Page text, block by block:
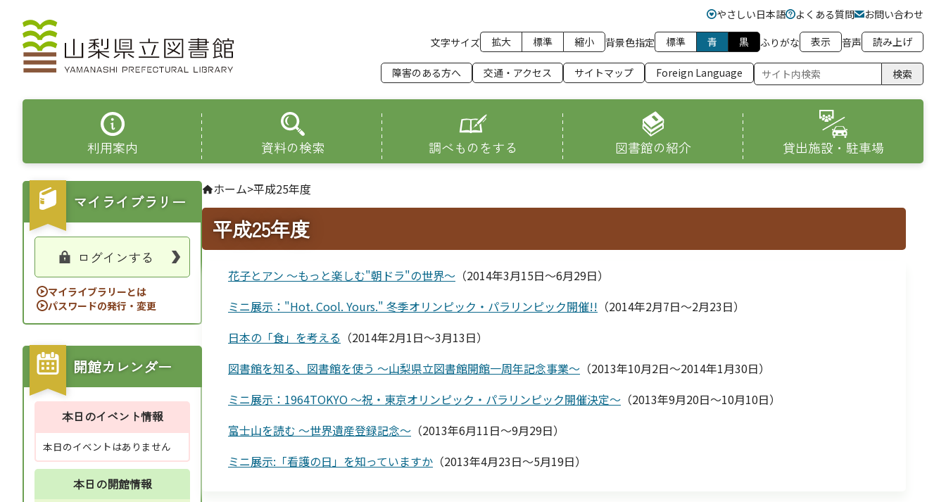
やさしい日本語 よくある質問
お問い合わせ
文字サイズ
拡大 標準 縮小 背景色指定 標準 青 黒 ふりがな 表示 音声 読み上げ
障害のある方へ 交通・アクセス サイトマップ Foreign Language 検索
利用案内 資料の検索 調べものをする 図書館の紹介 貸出施設・駐車場
ホーム>平成25年度
平成25年度
花子とアン ～もっと楽しむ"朝ドラ"の世界～ （2014年3月15日～6月29日）
ミニ展示："Hot. Cool. Yours." 冬季オリンピック・パラリンピック開催!! （2014年2月7日～2月23日）
日本の「食」を考える （2014年2月1日～3月13日）
図書館を知る、図書館を使う ～山梨県立図書館開館一周年記念事業～ （2013年10月2日～2014年1月30日）
ミニ展示：1964TOKYO ～祝・東京オリンピック・パラリンピック開催決定～ （2013年9月20日～10月10日）
富士山を読む ～世界遺産登録記念～ （2013年6月11日～9月29日）
ミニ展示:「看護の日」を知っていますか （2013年4月23日～5月19日）
マイライブラリー
ログインする
マイライブラリーとは
パスワードの発行・変更
開館カレンダー
本日のイベント情報
本日のイベントはありません
本日の開館情報